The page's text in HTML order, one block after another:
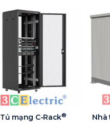
Tủ mạng C-Rack® Nhà